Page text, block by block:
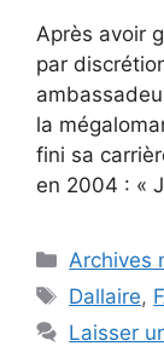
Après avoir
par
la
fini sa
en 2004 : «
Archives
Dallaire,
Laisser